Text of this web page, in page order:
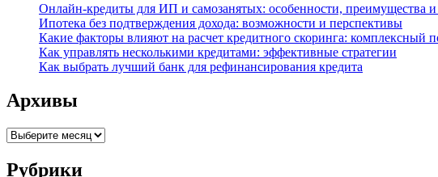
Онлайн-кредиты для ИП и самозанятых: особенности, преимущества и
Ипотека без подтверждения дохода: возможности и перспективы
Какие факторы влияют на расчет кредитного скоринга: комплексный
Как управлять несколькими кредитами: эффективные стратегии
Как выбрать лучший банк для рефинансирования кредита
Архивы
Архивы
Рубрики